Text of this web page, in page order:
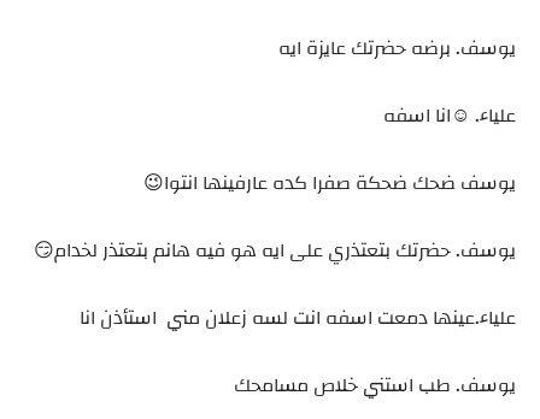
يوسف. برضه حضرتك عايزة ايه
علياء. ☺️انا اسفه
يوسف ضحك ضحكة صفرا كده عارفينها انتوا😉
يوسف. حضرتك بتعتذري على ايه هو فيه هانم بتعتذر لخدام😏
علياء.عينها دمعت اسفه انت لسه زعلان مني استأذن انا
يوسف. طب استني خلاص مسامحك